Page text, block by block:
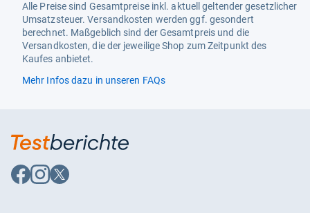
Alle Preise sind Gesamtpreise inkl. aktuell geltender gesetzlicher
Umsatzsteuer. Versandkosten werden ggf. gesondert
berechnet. Maßgeblich sind der Gesamtpreis und die
Versandkosten, die der jeweilige Shop zum Zeitpunkt des
Kaufes anbietet.
Mehr Infos dazu in unseren FAQs
Auf
Facebook
Auf
Instagram
Auf
X